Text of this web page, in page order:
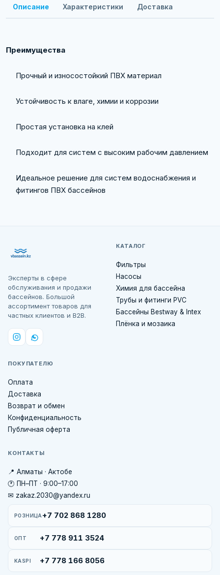
Описание Характеристики Доставка
Преимущества
Прочный и износостойкий ПВХ материал
Устойчивость к влаге, химии и коррозии
Простая установка на клей
Подходит для систем с высоким рабочим давлением
Идеальное решение для систем водоснабжения и
фитингов ПВХ бассейнов
Эксперты в сфере
обслуживания и продажи
бассейнов. Большой
ассортимент товаров для
частных клиентов и B2B.
КАТАЛОГ
Фильтры
Насосы
Химия для бассейна
Трубы и фитинги PVC
Бассейны Bestway & Intex
Плёнка и мозаика
ПОКУПАТЕЛЮ
Оплата
Доставка
Возврат и обмен
Конфиденциальность
Публичная оферта
КОНТАКТЫ
📍 Алматы · Актобе
🕐 ПН–ПТ · 9:00–17:00
✉ zakaz.2030@yandex.ru
РОЗНИЦА +7 702 868 1280
ОПТ +7 778 911 3524
KASPI +7 778 166 8056